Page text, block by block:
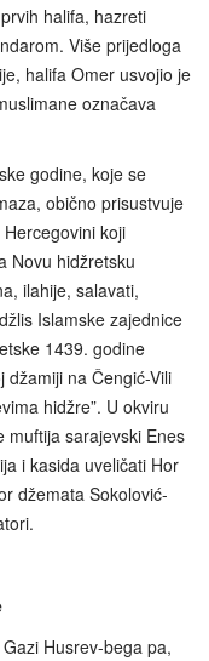
halifa, hazreti
Više prijedloga
halifa Omer usvojio je
označava
godine, koje se
obično prisustvuje
koji
Novu hidžretsku
ilahije, salavati,
Islamske zajednice
1439. godine
džamiji na Čengić-Vili
hidžre”. U okviru
sarajevski Enes
i kasida uveličati Hor
džemata Sokolović-
Husrev-bega pa,